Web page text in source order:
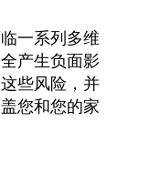
一系列多维
产生负面影
些风险，并
您和您的家